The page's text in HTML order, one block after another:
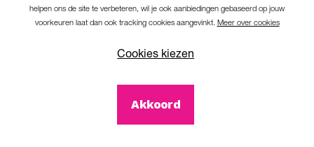
helpen ons de site te verbeteren, wil je ook aanbiedingen gebaseerd op jouw
voorkeuren laat dan ook tracking cookies aangevinkt. Meer over cookies
Cookies kiezen
Akkoord
By WestCord- Alle rechten voorbehouden.